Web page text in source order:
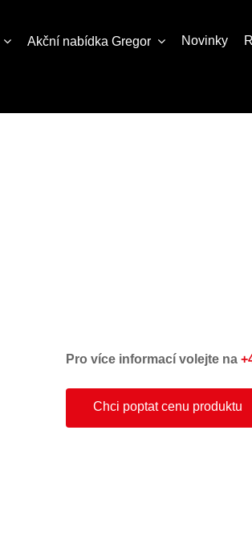
Akční nabídka Gregor Novinky
Pro více informací volejte na
Chci poptat cenu produktu